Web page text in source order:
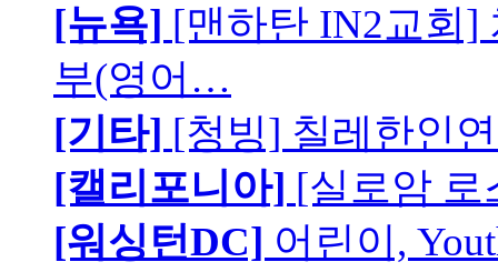
[뉴욕] [맨하탄 IN2교회]
부(영어…
[기타] [청빙] 칠레한인
[캘리포니아] [실로암 로
[워싱턴DC] 어린이,